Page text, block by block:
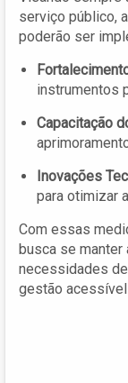
serviço público,
poderão ser
instrumentos
Capacitação
Inovações
para otimizar
Com essas
busca se manter
necessidades
gestão